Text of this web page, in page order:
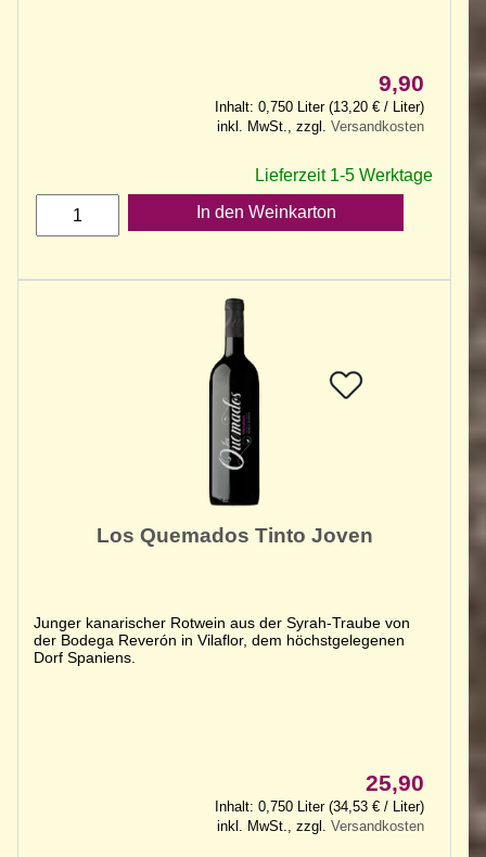
9,90
Inhalt: 0,750 Liter (13,20 € / Liter)
inkl. MwSt., zzgl.Versandkosten
Lieferzeit 1-5 Werktage
In den Weinkarton
Los Quemados Tinto Joven
Junger kanarischer Rotwein aus der Syrah-Traube von
der Bodega Reverón in Vilaflor, dem höchstgelegenen
Dorf Spaniens.
25,90
Inhalt: 0,750 Liter (34,53 € / Liter)
inkl. MwSt., zzgl.Versandkosten